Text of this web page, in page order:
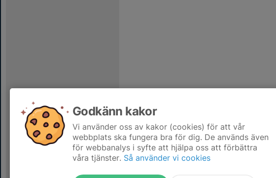
Godkänn kakor
Vi använder oss av kakor (cookies) för att vår
webbplats ska fungera bra för dig. De används även
för webbanalys i syfte att hjälpa oss att förbättra
våra tjänster. Så använder vi cookies